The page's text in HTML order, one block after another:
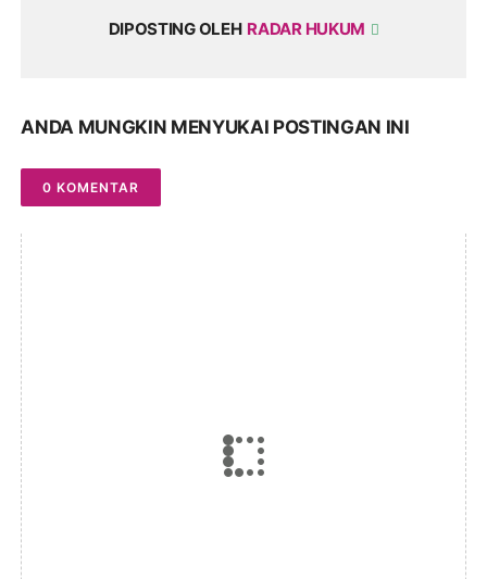
DIPOSTING OLEH RADAR HUKUM
ANDA MUNGKIN MENYUKAI POSTINGAN INI
0 KOMENTAR